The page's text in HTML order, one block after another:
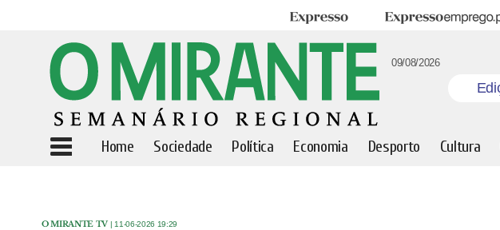
Expresso Expresso Emprego
09/08/2026
Home Sociedade Política Economia Desporto Cultura
O MIRANTE TV | 11-06-2026 19:29